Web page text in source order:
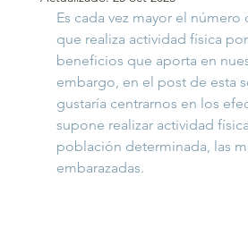
Es cada vez mayor el número
que realiza actividad física
beneficios que aporta en
embargo, en el post de esta
gustaría centrarnos en los
supone realizar actividad
población determinada, las
embarazadas.